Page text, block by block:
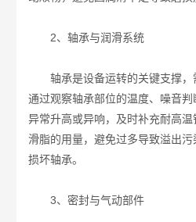
2、轴承与润滑系统
轴承是设备运转的关键支撑，
通过观察轴承部位的温度、噪音
异常升高或异响，及时补充耐高
滑脂的用量，避免过多导致溢出
损坏轴承。
3、密封与气动部件